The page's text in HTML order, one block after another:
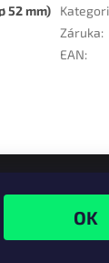
52 mm)
Záruka:
EAN: